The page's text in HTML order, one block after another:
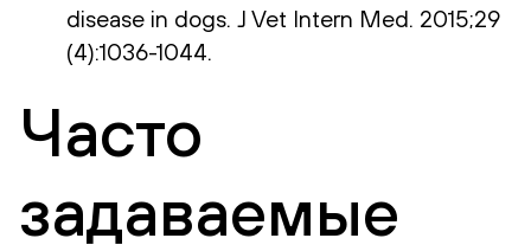
disease in dogs. J Vet Intern Med. 2015;29
(4):1036-1044.
Часто
задаваемые